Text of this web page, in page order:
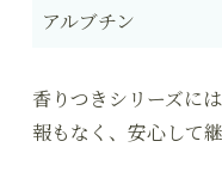
アルブチン
香りつきシリーズに
報もなく、安心して